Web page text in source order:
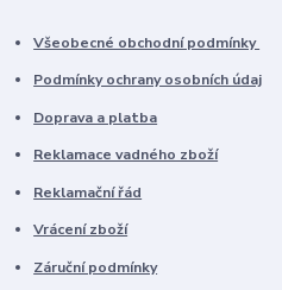
Všeobecné obchodní podmínky
Podmínky ochrany osobních údaj
Doprava a platba
Reklamace vadného zboží
Reklamační řád
Vrácení zboží
Záruční podmínky